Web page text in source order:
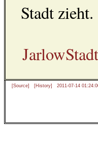
Stadt zieht.
JarlowStadt
[Source] [History] 2011-07-14